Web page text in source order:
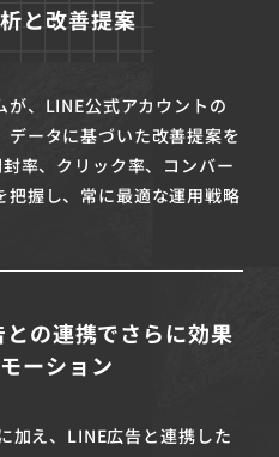
と改善提案
、LINE公式アカウントの
ータに基づいた改善提案を
率、クリック率、コンバー
把握し、常に最適な運用戦略
の連携でさらに効果
ーション
加え、LINE広告と連携した